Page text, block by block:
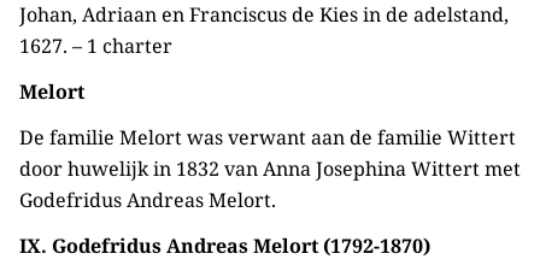
Johan, Adriaan en Franciscus de Kies in de adelstand,
1627. – 1 charter
Melort
De familie Melort was verwant aan de familie Wittert
door huwelijk in 1832 van Anna Josephina Wittert met
Godefridus Andreas Melort.
IX. Godefridus Andreas Melort (1792-1870)